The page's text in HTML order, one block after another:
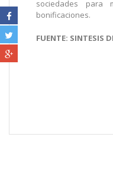
sociedades para
bonificaciones.
FUENTE: SINTESIS